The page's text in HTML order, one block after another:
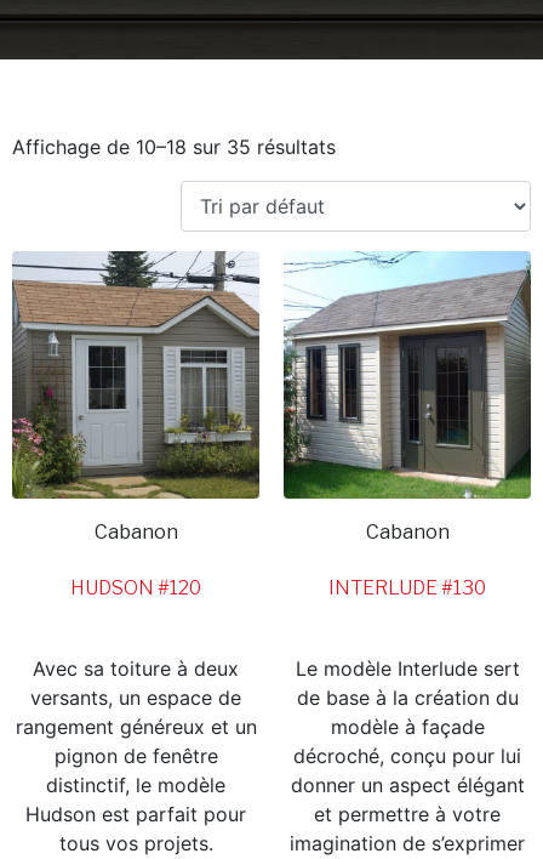
Affichage de 10–18 sur 35 résultats
Cabanon
HUDSON #120
Avec sa toiture à deux
versants, un espace de
rangement généreux et un
pignon de fenêtre
distinctif, le modèle
Hudson est parfait pour
tous vos projets.
Cabanon
INTERLUDE #130
Le modèle Interlude sert
de base à la création du
modèle à façade
décroché, conçu pour lui
donner un aspect élégant
et permettre à votre
imagination de s’exprimer